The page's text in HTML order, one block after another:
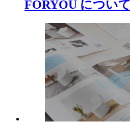
FORYOU について